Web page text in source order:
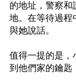
的地址，警察和
地。在等待過程
與她說話。
值得一提的是，
到他們家的鑰匙